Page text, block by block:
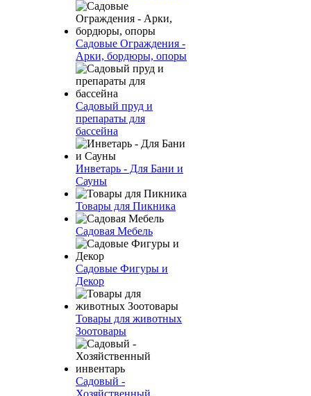
Садовые Ограждения -
Арки, бордюры, опоры
Садовый пруд и
препараты для
бассейна
Инветарь - Для Бани и
Сауны
Товары для Пикника
Садовая Мебель
Садовые Фигуры и
Декор
Товары для животных
Зоотовары
Садовый -
Хозяйственный